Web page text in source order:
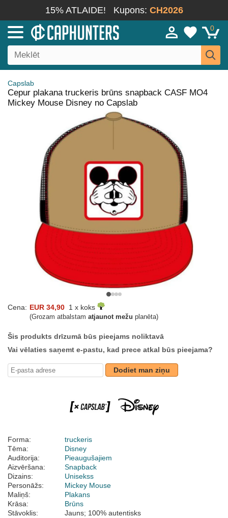
15% ATLAIDE! Kupons: CH2026
0
Capslab
Cepur plakana truckeris brūns snapback CASF MO4
Mickey Mouse Disney no Capslab
Cena: EUR 34,90 1 x koks
(Grozam atbalstam atjaunot mežu planēta)
Šis produkts drīzumā būs pieejams noliktavā
Vai vēlaties saņemt e-pastu, kad prece atkal būs pieejama?
Dodiet man ziņu
Forma:
truckeris
Tēma:
Disney
Auditorija:
Pieaugušajiem
Aizvēršana:
Snapback
Dizains:
Unisekss
Personāžs:
Mickey Mouse
Maliņš:
Plakans
Krāsa:
Brūns
Stāvoklis:
Jauns; 100% autentisks